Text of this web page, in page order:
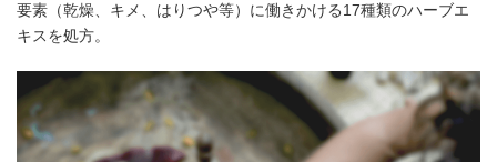
要素（乾燥、キメ、はりつや等）に働きかける17種類のハーブエ
キスを処方。